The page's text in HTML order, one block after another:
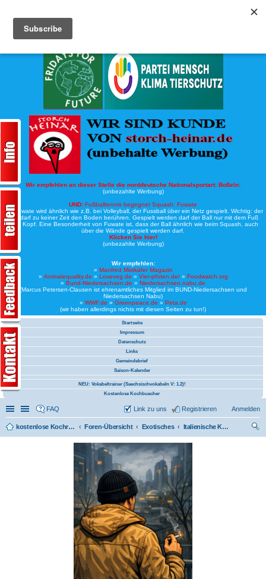
Wir empfehlen an dieser Stelle die norddeutsche Nationalsportart: Boßeln:
(unbezahlte Werbung)
UND: Fußballtennis begegnet Squash: Fuwate
Bei Fuwate wird ähnlich wie z.B. bei Volleyball, der Fussball über ein Netz gespielt. Wichtig: der
Ball darf zu keiner Zeit den Boden berühren. Gespielt werden darf der Ball nur mit dem Fuß
oder Kopf. Eine Besonderheit von Fuwate ist, dass der Ball ähnlich wie beim Squash, auch
über die Wände gespielt werden darf.
Klicken Sie hier!
(unbezahlte Werbung)
Wir empfehlen:
» Manfred Mistkäfer Magazin
» Animalequality.de » Loveveg.de » Vier-pfoten.de/» Foodwatch.org
» Bund-Niedersachsen.de » Niedersachsen.nabu.de
(Marcus Petersen-Clausen ist ehrenamtliches Mitglied im BUND-Niedersachsen und
Niedersachsen Nabu)
» WWF.de » Greenpeace.de » Peta.de
(wir haben allerdings nichts mit diesen Seiten zu tun!)
Startseite
Impressum
Datenschutz
Links
Gemeindebrief
Saison-Kalender
NEU: Vokabeltrainer (Saechsischvokabeln V: 1.2)!
Kostenlose Kochbuecher
Schnellzugriff
Linkliste
FAQ Anmelden
Registrieren
Link zu uns
kostenlose Kochrezepte und kostenlose Kochbücher Foren-Übersicht Exotisches
Italienische Küche (Pizza und mehr)